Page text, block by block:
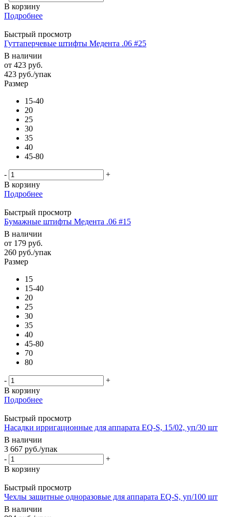
В корзину
Подробнее
Быстрый просмотр
Гуттаперчевые штифты Медента .06 #25
В наличии
от 423 руб.
423 руб./упак
Размер
15-40
20
25
30
35
40
45-80
-
+
В корзину
Подробнее
Быстрый просмотр
Бумажные штифты Медента .06 #15
В наличии
от 179 руб.
260 руб./упак
Размер
15
15-40
20
25
30
35
40
45-80
70
80
-
+
В корзину
Подробнее
Быстрый просмотр
Насадки ирригационные для аппарата EQ-S, 15/02, уп/30 шт
В наличии
3 667 руб./упак
-
+
В корзину
Быстрый просмотр
Чехлы защитные одноразовые для аппарата EQ-S, уп/100 шт
В наличии